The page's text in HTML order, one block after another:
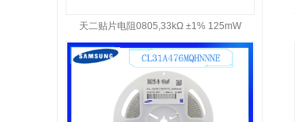
天二贴片电阻0805,33kΩ ±1% 125mW